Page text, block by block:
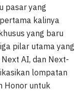
pasar yang
kalinya
yang baru
pilar utama yang
AI, dan Next-
lompatan
Honor untuk